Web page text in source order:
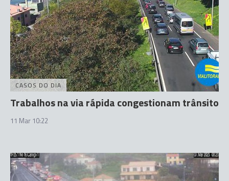
CASOS DO DIA
Trabalhos na via rápida congestionam trânsito
11 Mar 10:22